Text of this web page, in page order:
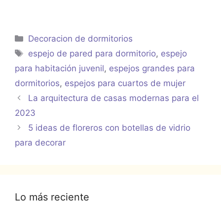
Categorías
Decoracion de dormitorios
Etiquetas
espejo de pared para dormitorio, espejo
para habitación juvenil, espejos grandes para
dormitorios, espejos para cuartos de mujer
La arquitectura de casas modernas para el
2023
5 ideas de floreros con botellas de vidrio
para decorar
Lo más reciente